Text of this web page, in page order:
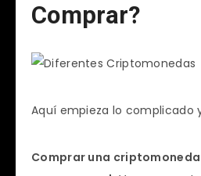
Comprar?
Aquí empieza lo complicado
Comprar una